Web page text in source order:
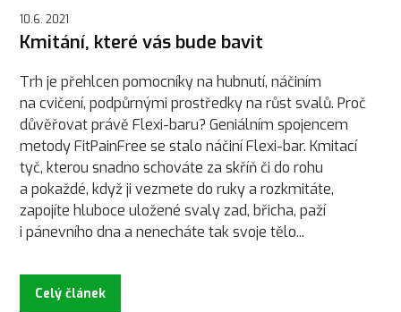
10.6. 2021
Kmitání, které vás bude bavit
Trh je přehlcen pomocníky na hubnutí, náčiním
na cvičení, podpůrnými prostředky na růst svalů. Proč
důvěřovat právě Flexi-baru? Geniálním spojencem
metody FitPainFree se stalo náčiní Flexi-bar. Kmitací
tyč, kterou snadno schováte za skříň či do rohu
a pokaždé, když ji vezmete do ruky a rozkmitáte,
zapojíte hluboce uložené svaly zad, břicha, paží
i pánevního dna a nenecháte tak svoje tělo...
Celý článek